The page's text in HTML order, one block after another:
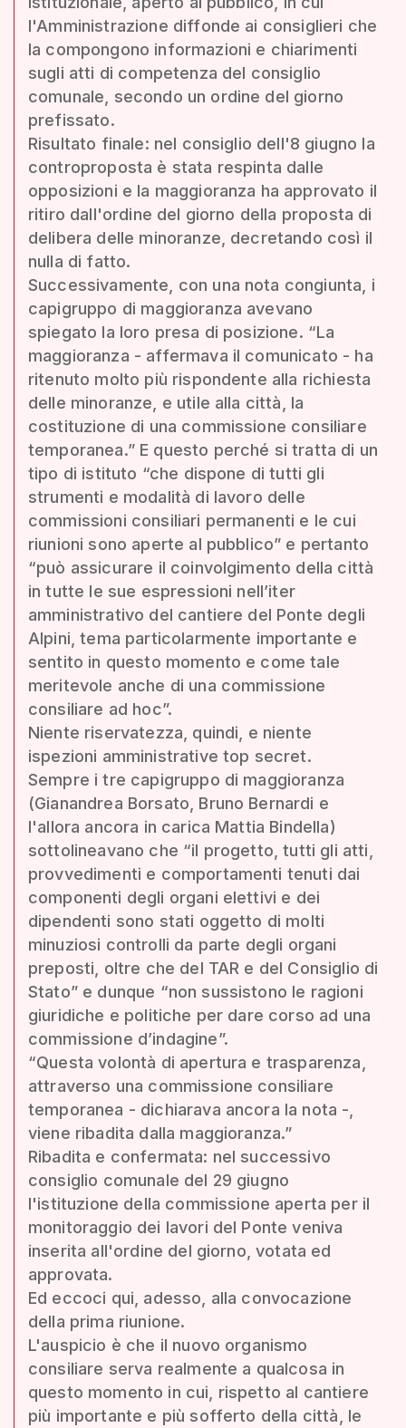
l'Amministrazione diffonde ai consiglieri che
la compongono informazioni e chiarimenti
sugli atti di competenza del consiglio
comunale, secondo un ordine del giorno
prefissato.
Risultato finale: nel consiglio dell'8 giugno la
controproposta è stata respinta dalle
opposizioni e la maggioranza ha approvato il
ritiro dall'ordine del giorno della proposta di
delibera delle minoranze, decretando così il
nulla di fatto.
Successivamente, con una nota congiunta, i
capigruppo di maggioranza avevano
spiegato la loro presa di posizione. “La
maggioranza - affermava il comunicato - ha
ritenuto molto più rispondente alla richiesta
delle minoranze, e utile alla città, la
costituzione di una commissione consiliare
temporanea.” E questo perché si tratta di un
tipo di istituto “che dispone di tutti gli
strumenti e modalità di lavoro delle
commissioni consiliari permanenti e le cui
riunioni sono aperte al pubblico” e pertanto
“può assicurare il coinvolgimento della città
in tutte le sue espressioni nell’iter
amministrativo del cantiere del Ponte degli
Alpini, tema particolarmente importante e
sentito in questo momento e come tale
meritevole anche di una commissione
consiliare ad hoc”.
Niente riservatezza, quindi, e niente
ispezioni amministrative top secret.
Sempre i tre capigruppo di maggioranza
(Gianandrea Borsato, Bruno Bernardi e
l'allora ancora in carica Mattia Bindella)
sottolineavano che “il progetto, tutti gli atti,
provvedimenti e comportamenti tenuti dai
componenti degli organi elettivi e dei
dipendenti sono stati oggetto di molti
minuziosi controlli da parte degli organi
preposti, oltre che del TAR e del Consiglio di
Stato” e dunque “non sussistono le ragioni
giuridiche e politiche per dare corso ad una
commissione d’indagine”.
“Questa volontà di apertura e trasparenza,
attraverso una commissione consiliare
temporanea - dichiarava ancora la nota -,
viene ribadita dalla maggioranza.”
Ribadita e confermata: nel successivo
consiglio comunale del 29 giugno
l'istituzione della commissione aperta per il
monitoraggio dei lavori del Ponte veniva
inserita all'ordine del giorno, votata ed
approvata.
Ed eccoci qui, adesso, alla convocazione
della prima riunione.
L'auspicio è che il nuovo organismo
consiliare serva realmente a qualcosa in
questo momento in cui, rispetto al cantiere
più importante e più sofferto della città, le